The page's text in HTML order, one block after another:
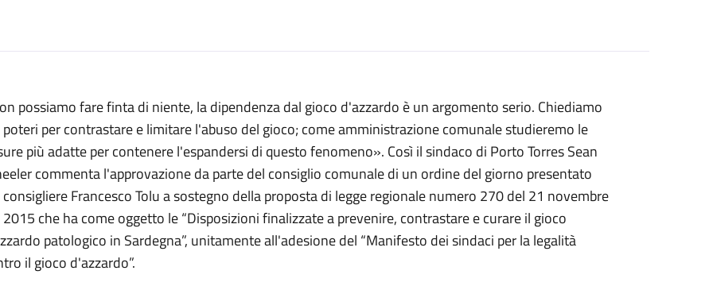
possiamo fare finta di niente, la dipendenza dal gioco d'azzardo è un argomento serio. Chiediamo
per contrastare e limitare l'abuso del gioco; come amministrazione comunale studieremo le
più adatte per contenere l'espandersi di questo fenomeno». Così il sindaco di Porto Torres Sean
commenta l'approvazione da parte del consiglio comunale di un ordine del giorno presentato
Francesco Tolu a sostegno della proposta di legge regionale numero 270 del 21 novembre
che ha come oggetto le “Disposizioni finalizzate a prevenire, contrastare e curare il gioco
patologico in Sardegna”, unitamente all'adesione del “Manifesto dei sindaci per la legalità
il gioco d'azzardo”.